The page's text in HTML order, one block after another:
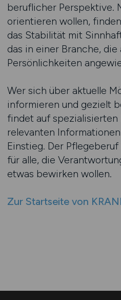
beruflicher Perspektive.
orientieren wollen,
das Stabilität mit
das in einer Branche,
Persönlichkeiten
Wer sich über aktuelle
informieren und gezielt
findet auf spezialisierten
relevanten
Einstieg. Der
für alle, die
etwas bewirken wollen.
Zur Startseite von